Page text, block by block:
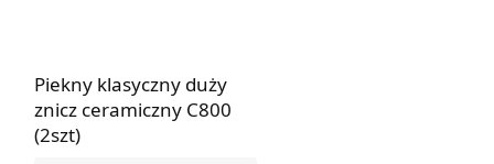
Piekny klasyczny duży
znicz ceramiczny C800
(2szt)